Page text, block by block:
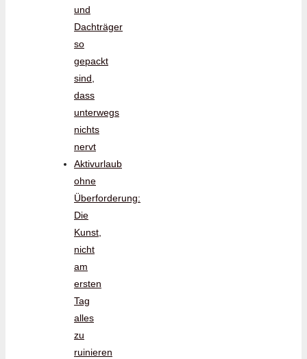
und
Dachträger
so
gepackt
sind,
dass
unterwegs
nichts
nervt
Aktivurlaub
ohne
Überforderung:
Die
Kunst,
nicht
am
ersten
Tag
alles
zu
ruinieren